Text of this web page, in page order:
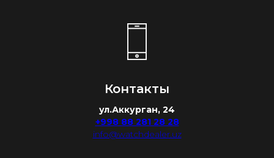
Контакты
ул.Аккурган, 24
+998 88 281 28 28
info@watchdealer.uz